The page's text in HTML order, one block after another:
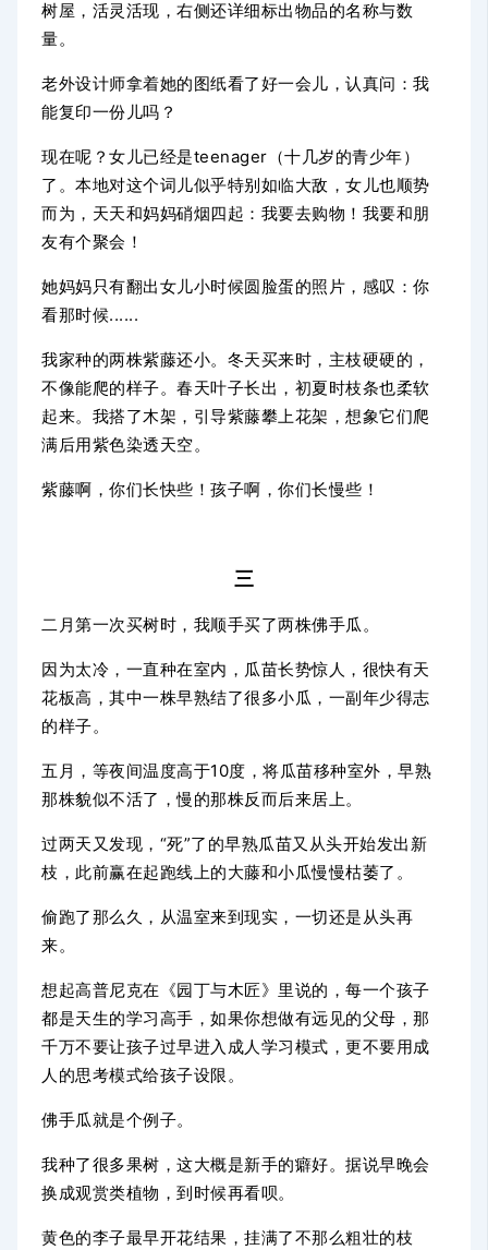
树屋，活灵活现，右侧还详细标出物品的名称与数
量。
老外设计师拿着她的图纸看了好一会儿，认真问：我
能复印一份儿吗？
现在呢？女儿已经是teenager（十几岁的青少年）
了。本地对这个词儿似乎特别如临大敌，女儿也顺势
而为，天天和妈妈硝烟四起：我要去购物！我要和朋
友有个聚会！
她妈妈只有翻出女儿小时候圆脸蛋的照片，感叹：你
看那时候......
我家种的两株紫藤还小。冬天买来时，主枝硬硬的，
不像能爬的样子。春天叶子长出，初夏时枝条也柔软
起来。我搭了木架，引导紫藤攀上花架，想象它们爬
满后用紫色染透天空。
紫藤啊，你们长快些！孩子啊，你们长慢些！
三
二月第一次买树时，我顺手买了两株佛手瓜。
因为太冷，一直种在室内，瓜苗长势惊人，很快有天
花板高，其中一株早熟结了很多小瓜，一副年少得志
的样子。
五月，等夜间温度高于10度，将瓜苗移种室外，早熟
那株貌似不活了，慢的那株反而后来居上。
过两天又发现，“死”了的早熟瓜苗又从头开始发出新
枝，此前赢在起跑线上的大藤和小瓜慢慢枯萎了。
偷跑了那么久，从温室来到现实，一切还是从头再
来。
想起高普尼克在《园丁与木匠》里说的，每一个孩子
都是天生的学习高手，如果你想做有远见的父母，那
千万不要让孩子过早进入成人学习模式，更不要用成
人的思考模式给孩子设限。
佛手瓜就是个例子。
我种了很多果树，这大概是新手的癖好。据说早晚会
换成观赏类植物，到时候再看呗。
黄色的李子最早开花结果，挂满了不那么粗壮的枝